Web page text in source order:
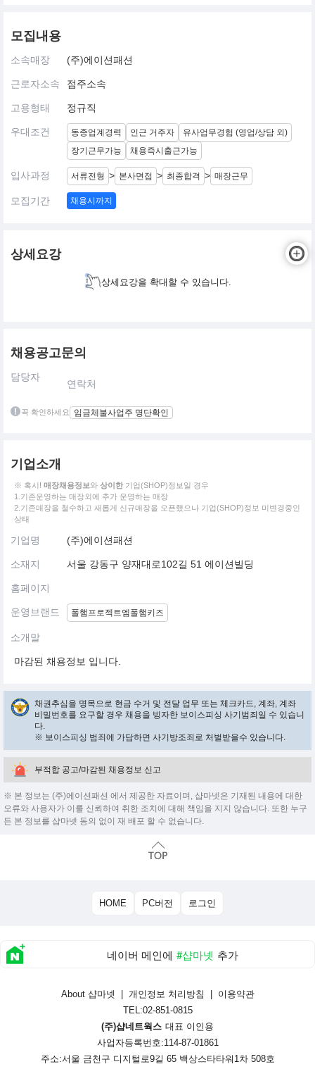
모집내용
소속매장 (주)에이션패션
근로자소속 점주소속
고용형태 정규직
우대조건 동종업계경력 인근 거주자
유사업무경험 (영업/상담 외)
장기근무가능
채용즉시출근가능
입사과정 서류전형 > 본사면접 > 최종합격 > 매장근무
모집기간 채용시까지
상세요강
상세요강을 확대할 수 있습니다.
채용공고문의
담당자
연락처
꼭 확인하세요 임금체불사업주 명단확인
기업소개
※ 혹시! 매장채용정보와 상이한 기업(SHOP)정보일 경우
1.기존운영하는 매장외에 추가 운영하는 매장
2.기존매장을 철수하고 새롭게 신규매장을 오픈했으나 기업(SHOP)정보 미변경중인
상태
기업명 (주)에이션패션
소재지 서울 강동구 양재대로102길 51 에이션빌딩
홈페이지
운영브랜드 폴햄프로젝트엠폴햄키즈
소개말
마감된 채용정보 입니다.
채권추심을 명목으로 현금 수거 및 전달 업무 또는 체크카드, 계좌, 계좌
비밀번호를 요구할 경우 채용을 빙자한 보이스피싱 사기범죄일 수 있습니
다.
※ 보이스피싱 범죄에 가담하면 사기방조죄로 처벌받을수 있습니다.
부적합 공고/마감된 채용정보 신고
※ 본 정보는 (주)에이션패션 에서 제공한 자료이며, 샵마넷은 기재된 내용에 대한
오류와 사용자가 이를 신뢰하여 취한 조치에 대해 책임을 지지 않습니다. 또한 누구
든 본 정보를 샵마넷 동의 없이 재 배포 할 수 없습니다.
HOME PC버전 로그인
네이버 메인에 #샵마넷 추가
About 샵마넷 개인정보 처리방침
이용약관
TEL:02-851-0815
(주)샵네트웍스 대표 이인용
사업자등록번호:114-87-01861
주소:서울 금천구 디지털로9길 65 백상스타타워1차 508호